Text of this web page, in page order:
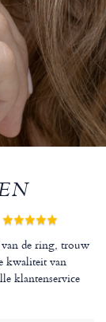
de ring, trouw
kwaliteit van
klantenservice